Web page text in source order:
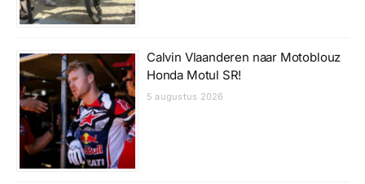
Calvin Vlaanderen naar Motoblouz
Honda Motul SR!
5 augustus 2026